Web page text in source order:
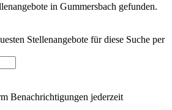
in Gummersbach gefunden.
Stellenangebote für diese Suche per
Benachrichtigungen jederzeit